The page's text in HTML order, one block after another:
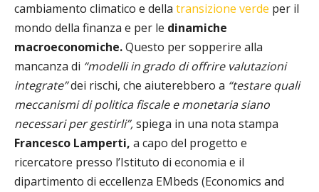
cambiamento climatico e della transizione verde per il
mondo della finanza e per le dinamiche
macroeconomiche.Questo per sopperire alla
mancanza di “modelli in grado di offrire valutazioni
integrate”dei rischi, che aiuterebbero a “testare quali
meccanismi di politica fiscale e monetaria siano
necessari per gestirli”,spiega in una nota stampa
Francesco Lamperti, a capo del progetto e
ricercatore presso l’Istituto di economia e il
dipartimento di eccellenza EMbeds (Economics and